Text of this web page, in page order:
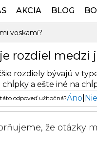
AKCIA BLOG
voskami?
rozdiel
rozdiely bývajú v
chĺpky a ešte iné na
odpoveď užitočná?Áno Nie
že otázky